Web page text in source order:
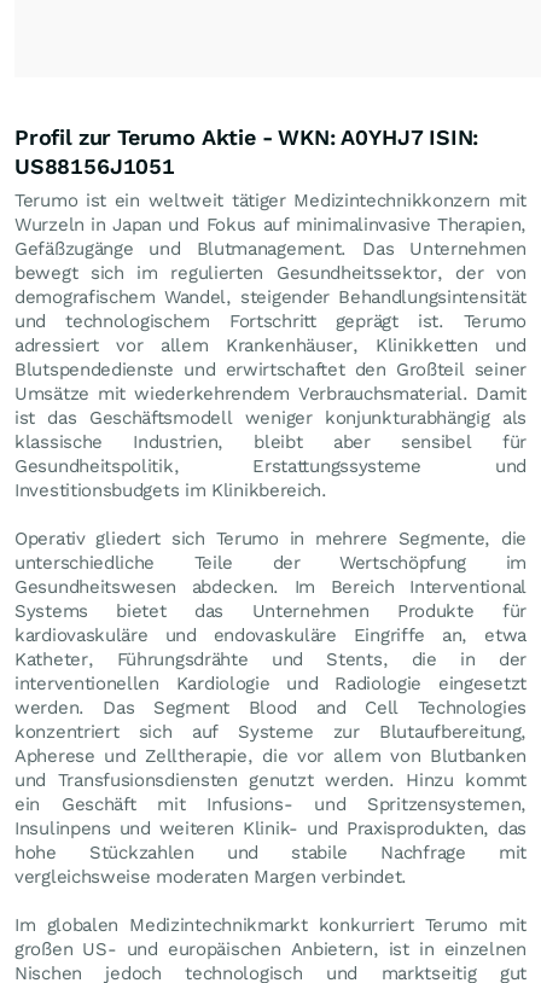
Profil zur Terumo Aktie - WKN: A0YHJ7 ISIN:
US88156J1051
Terumo ist ein weltweit tätiger Medizintechnikkonzern mit
Wurzeln in Japan und Fokus auf minimalinvasive Therapien,
Gefäßzugänge und Blutmanagement. Das Unternehmen
bewegt sich im regulierten Gesundheitssektor, der von
demografischem Wandel, steigender Behandlungsintensität
und technologischem Fortschritt geprägt ist. Terumo
adressiert vor allem Krankenhäuser, Klinikketten und
Blutspendedienste und erwirtschaftet den Großteil seiner
Umsätze mit wiederkehrendem Verbrauchsmaterial. Damit
ist das Geschäftsmodell weniger konjunkturabhängig als
klassische Industrien, bleibt aber sensibel für
Gesundheitspolitik, Erstattungssysteme und
Investitionsbudgets im Klinikbereich.
Operativ gliedert sich Terumo in mehrere Segmente, die
unterschiedliche Teile der Wertschöpfung im
Gesundheitswesen abdecken. Im Bereich Interventional
Systems bietet das Unternehmen Produkte für
kardiovaskuläre und endovaskuläre Eingriffe an, etwa
Katheter, Führungsdrähte und Stents, die in der
interventionellen Kardiologie und Radiologie eingesetzt
werden. Das Segment Blood and Cell Technologies
konzentriert sich auf Systeme zur Blutaufbereitung,
Apherese und Zelltherapie, die vor allem von Blutbanken
und Transfusionsdiensten genutzt werden. Hinzu kommt
ein Geschäft mit Infusions- und Spritzensystemen,
Insulinpens und weiteren Klinik- und Praxisprodukten, das
hohe Stückzahlen und stabile Nachfrage mit
vergleichsweise moderaten Margen verbindet.
Im globalen Medizintechnikmarkt konkurriert Terumo mit
großen US- und europäischen Anbietern, ist in einzelnen
Nischen jedoch technologisch und marktseitig gut